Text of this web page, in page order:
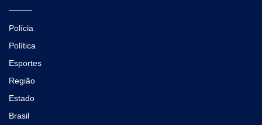
Polícia
Política
Esportes
Região
Estado
Brasil